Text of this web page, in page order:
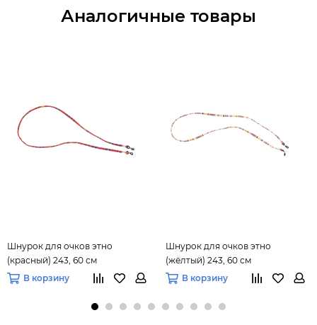
Аналогичные товары
Шнурок для очков этно
(красный) 243, 60 см
В корзину
Шнурок для очков этно
(жёлтый) 243, 60 см
В корзину